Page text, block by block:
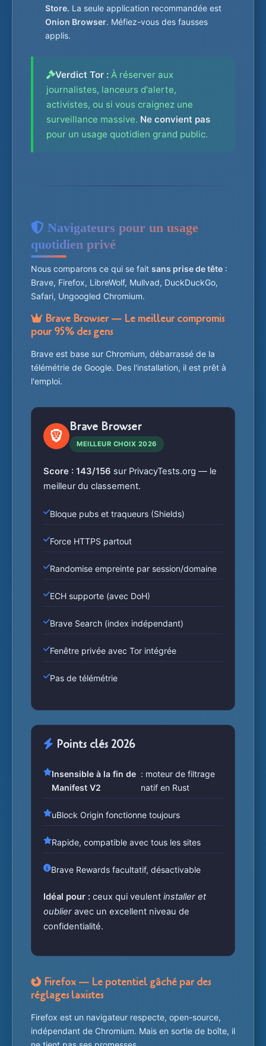
Store. La seule application recommandée est
Onion Browser. Méfiez-vous des fausses
applis.
Verdict Tor : À réserver aux
journalistes, lanceurs d'alerte,
activistes, ou si vous craignez une
surveillance massive. Ne convient pas
pour un usage quotidien grand public.
Navigateurs pour un usage
quotidien privé
Nous comparons ce qui se fait sans prise de tête :
Brave, Firefox, LibreWolf, Mullvad, DuckDuckGo,
Safari, Ungoogled Chromium.
Brave Browser — Le meilleur compromis
pour 95% des gens
Brave est base sur Chromium, débarrassé de la
télémétrie de Google. Des l'installation, il est prêt à
l'emploi.
Brave Browser
MEILLEUR CHOIX 2026
Score : 143/156 sur PrivacyTests.org — le
meilleur du classement.
Bloque pubs et traqueurs (Shields)
Force HTTPS partout
Randomise empreinte par session/domaine
ECH supporte (avec DoH)
Brave Search (index indépendant)
Fenêtre privée avec Tor intégrée
Pas de télémétrie
Points clés 2026
Insensible à la fin de
Manifest V2
: moteur de filtrage
natif en Rust
uBlock Origin fonctionne toujours
Rapide, compatible avec tous les sites
Brave Rewards facultatif, désactivable
Idéal pour : ceux qui veulent installer et
oublier avec un excellent niveau de
confidentialité.
Firefox — Le potentiel gâché par des
réglages laxistes
Firefox est un navigateur respecte, open-source,
indépendant de Chromium. Mais en sortie de boîte, il